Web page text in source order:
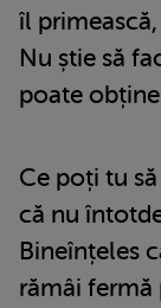
îl
Nu știe să
poate
Ce poți tu
că nu
Bineînțeles
rămâi fermă